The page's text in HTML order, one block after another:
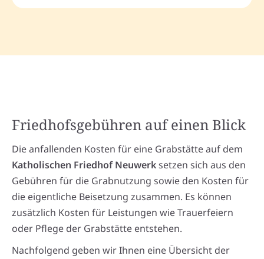
Friedhofsgebühren auf einen Blick
Die anfallenden Kosten für eine Grabstätte auf dem
Katholischen Friedhof Neuwerksetzen sich aus den
Gebühren für die Grabnutzung sowie den Kosten für
die eigentliche Beisetzung zusammen. Es können
zusätzlich Kosten für Leistungen wie Trauerfeiern
oder Pflege der Grabstätte entstehen.
Nachfolgend geben wir Ihnen eine Übersicht der